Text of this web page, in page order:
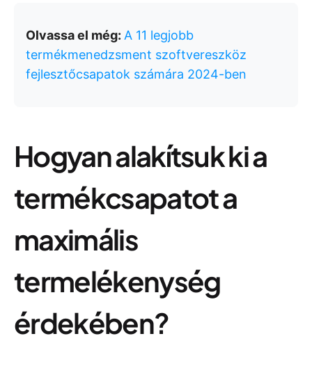
Olvassa el még: A 11 legjobb
termékmenedzsment szoftvereszköz
fejlesztőcsapatok számára 2024-ben
Hogyan alakítsuk ki a
termékcsapatot a
maximális
termelékenység
érdekében?